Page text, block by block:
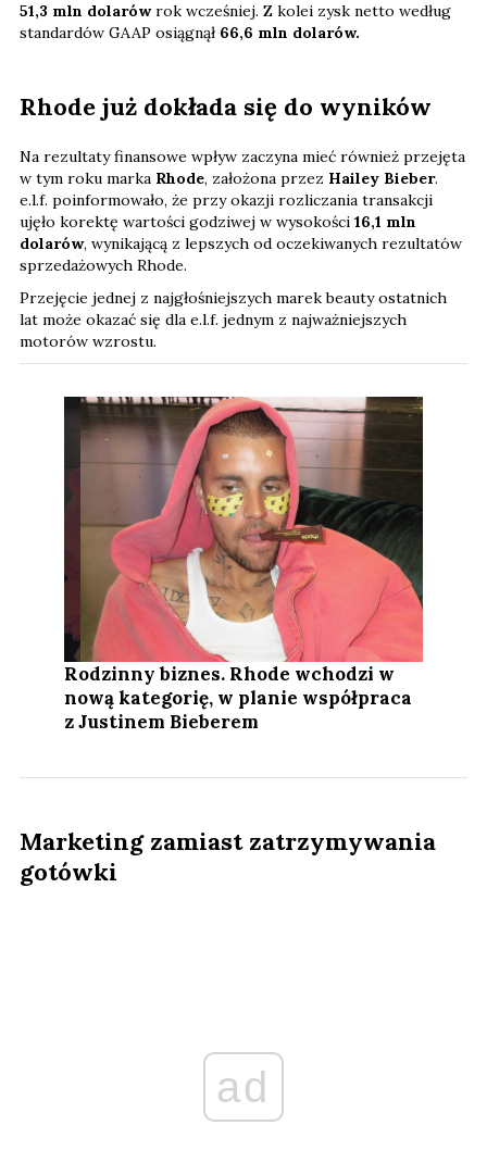
51,3 mln dolarówrok wcześniej. Z kolei zysk netto według
standardów GAAP osiągnął 66,6 mln dolarów.
Rhode już dokłada się do wyników
Na rezultaty finansowe wpływ zaczyna mieć również przejęta
w tym roku marka Rhode, założona przez Hailey Bieber.
e.l.f. poinformowało, że przy okazji rozliczania transakcji
ujęło korektę wartości godziwej w wysokości 16,1 mln
dolarów, wynikającą z lepszych od oczekiwanych rezultatów
sprzedażowych Rhode.
Przejęcie jednej z najgłośniejszych marek beauty ostatnich
lat może okazać się dla e.l.f. jednym z najważniejszych
motorów wzrostu.
Rodzinny biznes. Rhode wchodzi w
nową kategorię, w planie współpraca
z Justinem Bieberem
Marketing zamiast zatrzymywania
gotówki
ad